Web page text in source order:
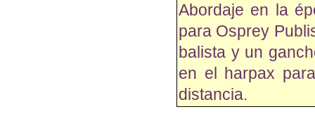
Abordaje en la
para Osprey
balista y un
en el harpax
distancia.